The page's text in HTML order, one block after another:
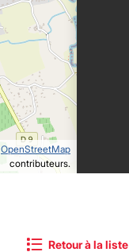
OpenStreetMap
contributeurs.
Retour à la liste